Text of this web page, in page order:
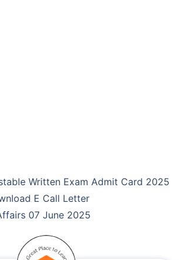
Written Exam Admit Card 2025
E Call Letter
07 June 2025